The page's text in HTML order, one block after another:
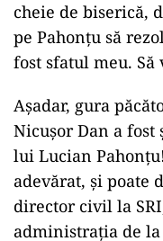
cheie de biserică,
pe Pahonțu să
fost sfatul meu. Să
Așadar, gura
Nicușor Dan a
lui Lucian
adevărat, și poate
director civil la
administrația de